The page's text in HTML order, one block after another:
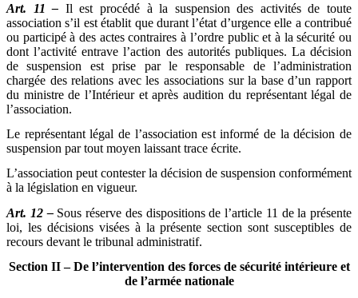
Art. 11 – Il est procédé à la suspension des activités de toute
association s’il est établit que durant l’état d’urgence elle a contribué
ou participé à des actes contraires à l’ordre public et à la sécurité ou
dont l’activité entrave l’action des autorités publiques. La décision
de suspension est prise par le responsable de l’administration
chargée des relations avec les associations sur la base d’un rapport
du ministre de l’Intérieur et après audition du représentant légal de
l’association.
Le représentant légal de l’association est informé de la décision de
suspension par tout moyen laissant trace écrite.
L’association peut contester la décision de suspension conformément
à la législation en vigueur.
Art. 12 –Sous réserve des dispositions de l’article 11 de la présente
loi, les décisions visées à la présente section sont susceptibles de
recours devant le tribunal administratif.
Section II – De l’intervention des forces de sécurité intérieure et
de l’armée nationale